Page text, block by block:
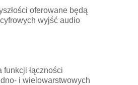
oferowane będą
wyjść audio
łączności
i wielowarstwowych